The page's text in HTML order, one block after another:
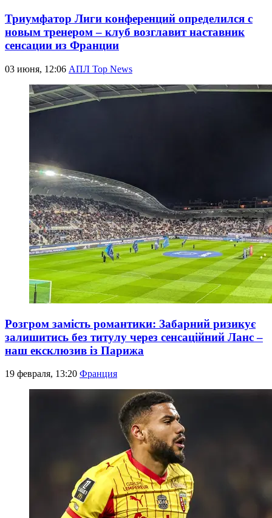
Триумфатор Лиги конференций определился с
новым тренером – клуб возглавит наставник
сенсации из Франции
03 июня, 12:06 АПЛ Top News
Розгром замість романтики: Забарний ризикує
залишитись без титулу через сенсаційний Ланс –
наш ексклюзив із Парижа
19 февраля, 13:20 Франция